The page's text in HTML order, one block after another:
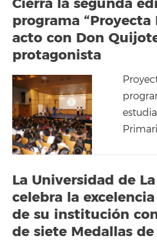
programa “Proyecta
acto con Don
protagonista
La Universidad de
celebra la
de su institución
de siete Medallas